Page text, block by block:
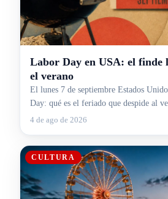
Labor Day en USA: el finde
el verano
El lunes 7 de septiembre Estados
Day: qué es el feriado que despide al
rutas y aeropuertos y cómo te pega si
4 de ago de 2026
CULTURA